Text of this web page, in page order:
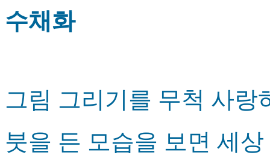
수채화
그림 그리기를 무척 사랑
붓을 든 모습을 보면 세